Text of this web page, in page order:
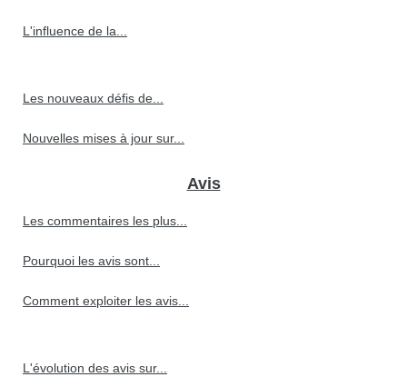
L'influence de la...
Les nouveaux défis de...
Nouvelles mises à jour sur...
Avis
Les commentaires les plus...
Pourquoi les avis sont...
Comment exploiter les avis...
L'évolution des avis sur...